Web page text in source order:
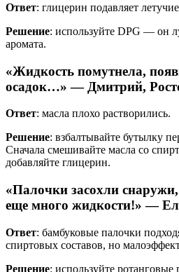
Ответ: глицерин подавляет
Решение: используйте DPG — он
аромата.
«Жидкость помутнела,
осадок…» — Дмитрий,
Ответ: масла плохо растворились.
Решение: взбалтывайте бутылку
Сначала смешивайте масла со
добавляйте глицерин.
«Палочки засохли
еще много жидкости!» —
Ответ: бамбуковые палочки
спиртовых составов, но
Решение: используйте